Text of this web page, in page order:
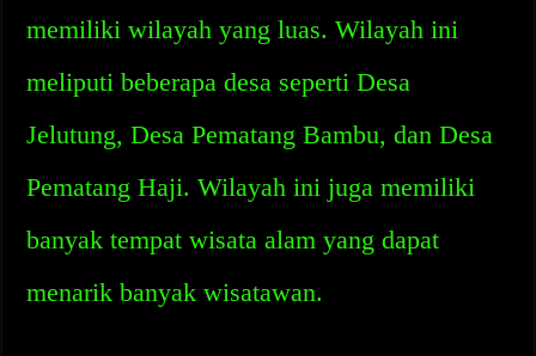
memiliki wilayah yang luas. Wilayah ini
meliputi beberapa desa seperti Desa
Jelutung, Desa Pematang Bambu, dan Desa
Pematang Haji. Wilayah ini juga memiliki
banyak tempat wisata alam yang dapat
menarik banyak wisatawan.